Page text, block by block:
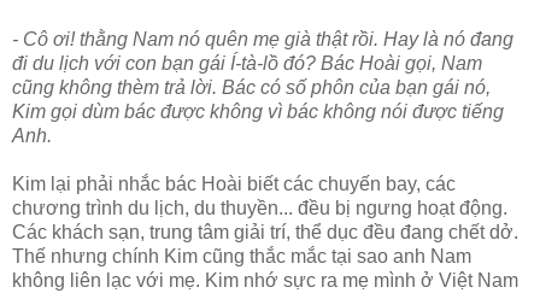
- Cô ơi! thằng Nam nó quên mẹ già thật rồi. Hay là nó đang
đi du lịch với con bạn gái Í-tà-lồ đó? Bác Hoài gọi, Nam
cũng không thèm trả lời. Bác có số phôn của bạn gái nó,
Kim gọi dùm bác được không vì bác không nói được tiếng
Anh.
Kim lại phải nhắc bác Hoài biết các chuyến bay, các
chương trình du lịch, du thuyền... đều bị ngưng hoạt động.
Các khách sạn, trung tâm giải trí, thể dục đều đang chết dở.
Thế nhưng chính Kim cũng thắc mắc tại sao anh Nam
không liên lạc với mẹ. Kim nhớ sực ra mẹ mình ở Việt Nam